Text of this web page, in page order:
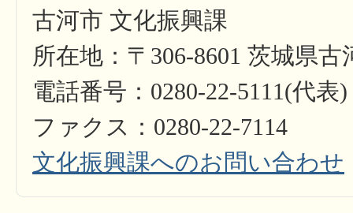
古河市 文化振興課
所在地：〒306-8601 茨城県
電話番号：0280-22-5111(代表)
ファクス：0280-22-7114
文化振興課へのお問い合わせ